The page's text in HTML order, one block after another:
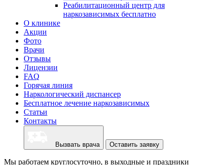
Реабилитационный центр для
наркозависимых бесплатно
О клинике
Акции
Фото
Врачи
Отзывы
Лицензии
FAQ
Горячая линия
Наркологический диспансер
Бесплатное лечение наркозависимых
Статьи
Контакты
Вызвать врача Оставить заявку
Мы работаем круглосуточно, в выходные и праздники